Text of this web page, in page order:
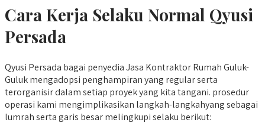
Cara Kerja Selaku Normal Qyusi
Persada
Qyusi Persada bagai penyedia Jasa Kontraktor Rumah Guluk-
Guluk mengadopsi penghampiran yang regular serta
terorganisir dalam setiap proyek yang kita tangani. prosedur
operasi kami mengimplikasikan langkah-langkahyang sebagai
lumrah serta garis besar melingkupi selaku berikut: